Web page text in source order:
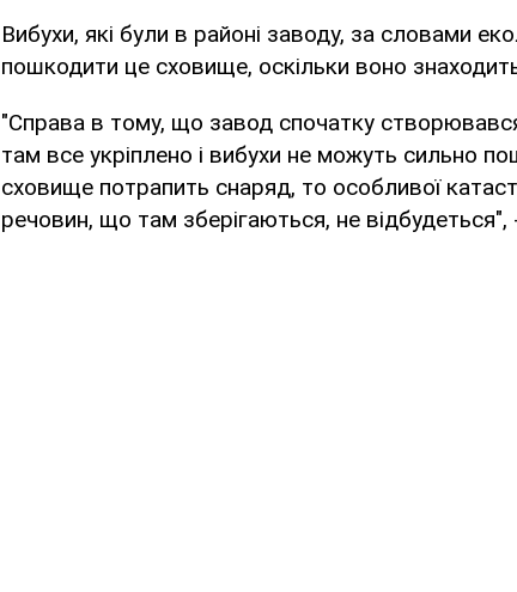
Вибухи, які були в районі заводу, за словами
пошкодити це сховище, оскільки воно
"Справа в тому, що завод спочатку
там все укріплено і вибухи не можуть сильно
сховище потрапить снаряд, то особливої
речовин, що там зберігаються, не відбудеться",